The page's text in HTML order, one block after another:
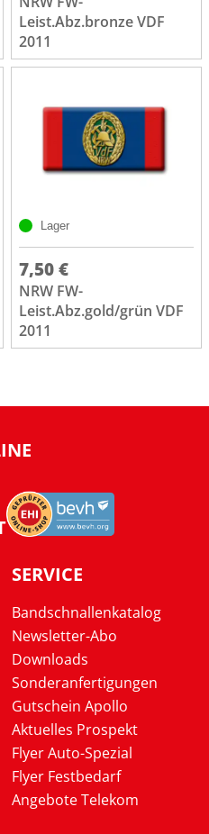
Leist.Abz.bronze VDF
2011
Lager
7,50 €
NRW FW-
Leist.Abz.gold/grün VDF
2011
SERVICE
Bandschnallenkatalog
Newsletter-Abo
Downloads
Sonderanfertigungen
Gutschein Apollo
Aktuelles Prospekt
Flyer Auto-Spezial
Flyer Festbedarf
Angebote Telekom